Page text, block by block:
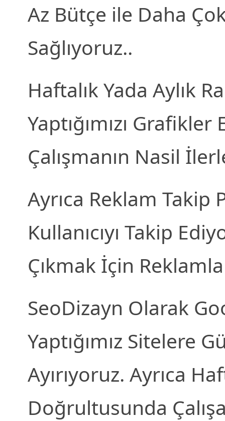
Az Bütçe ile Daha
Sağlıyoruz..
Haftalık Yada Aylık
Yaptığımızı
Çalışmanın Nasil
Ayrıca Reklam Takip
Kullanıcıyı Takip
Çıkmak İçin
SeoDizayn Olarak
Yaptığımız Sitelere
Ayırıyoruz. Ayrıca
Doğrultusunda